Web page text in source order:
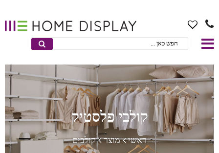
קולבי פלסטיק
ראשי מוצר קולבים